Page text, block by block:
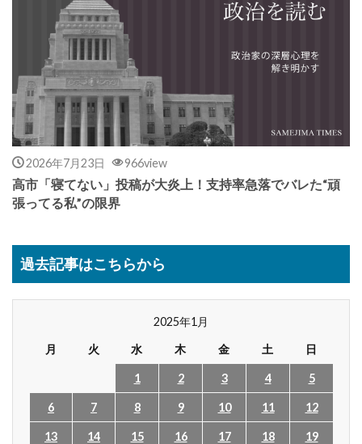
2026年7月23日 966view
高市「寝てない」投稿が大炎上！支持率急落でバレた“頑
張ってる私”の限界
過去記事はこちらから
2025年1月
月
火 水 木 金 土 日
1 2 3 4 5
6 7 8 9 10 11 12
13 14 15 16 17 18 19